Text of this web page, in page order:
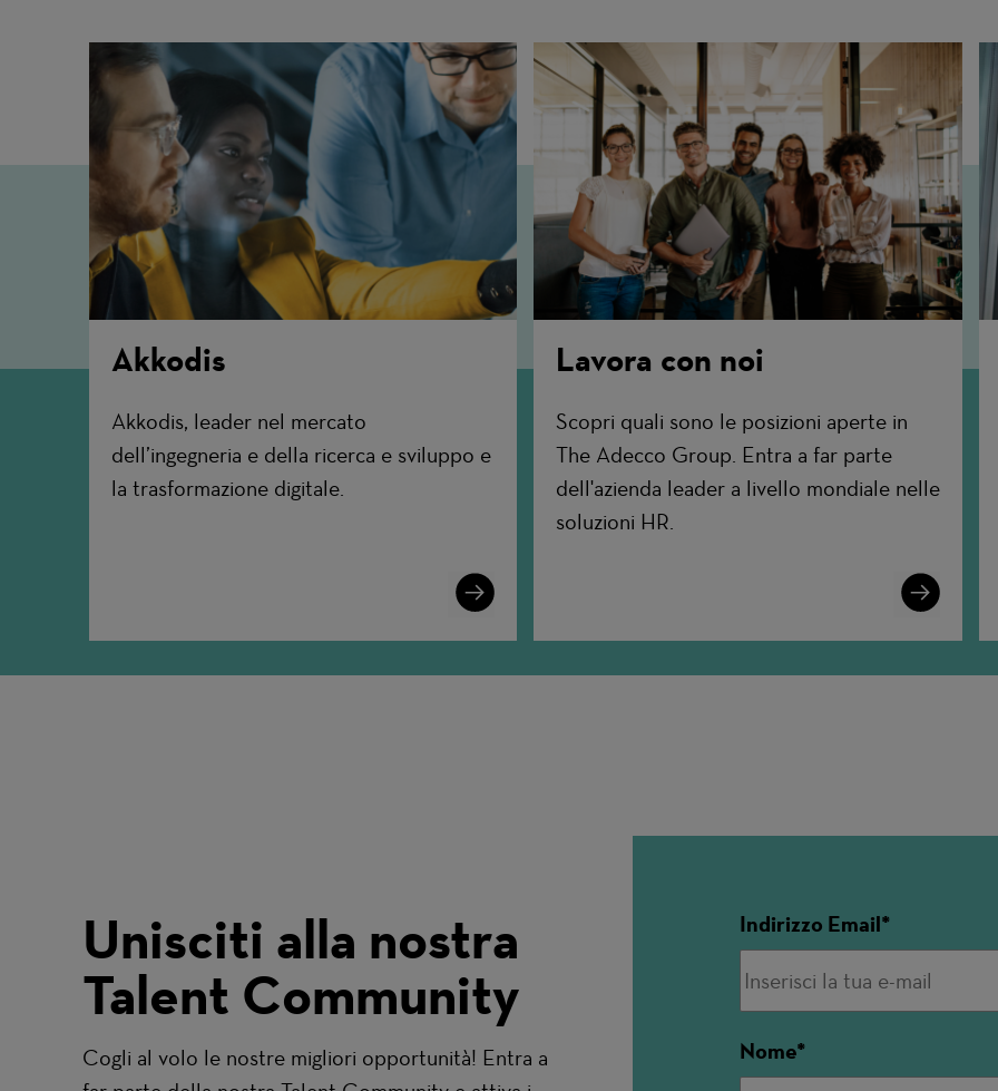
Akkodis
Akkodis, leader nel mercato
dell’ingegneria e della ricerca e sviluppo e
la trasformazione digitale.
Learn
More
Lavora con noi
Scopri quali sono le posizioni aperte in
The Adecco Group. Entra a far parte
dell'azienda leader a livello mondiale nelle
soluzioni HR.
Learn
More
Unisciti alla nostra
Talent Community
Cogli al volo le nostre migliori opportunità! Entra a
Indirizzo Email
Nome